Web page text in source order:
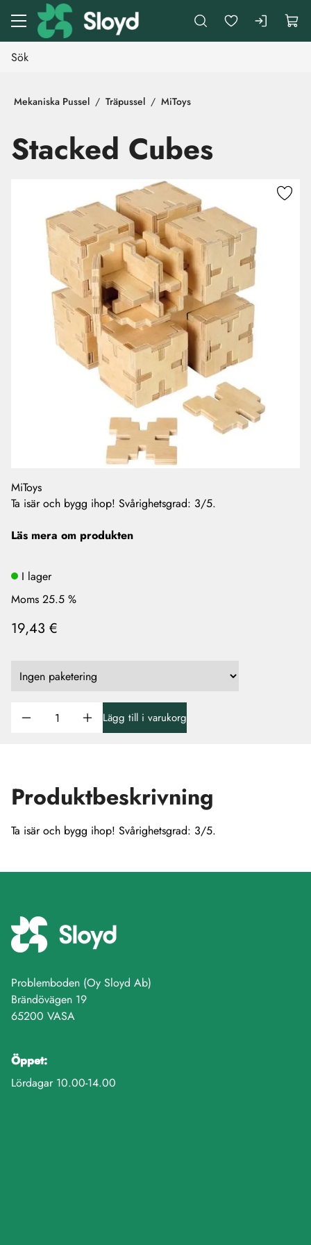
Gå till huvudinnehåll
Mekaniska Pussel Träpussel MiToys
Stacked Cubes
MiToys
Ta isär och bygg ihop! Svårighetsgrad: 3/5.
Läs mera om produkten
I lager
Moms 25.5 %
19,43 €
Lägg till i varukorg
Produktbeskrivning
Ta isär och bygg ihop! Svårighetsgrad: 3/5.
Problemboden (Oy Sloyd Ab)
Brändövägen 19
65200 VASA
Öppet:
Lördagar 10.00-14.00